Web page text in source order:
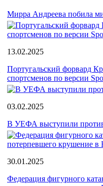
Мирра Андреева побила
13.02.2025
Португальский форвард
спортсменов по версии
03.02.2025
В УЕФА выступили против
30.01.2025
Федерация фигурного